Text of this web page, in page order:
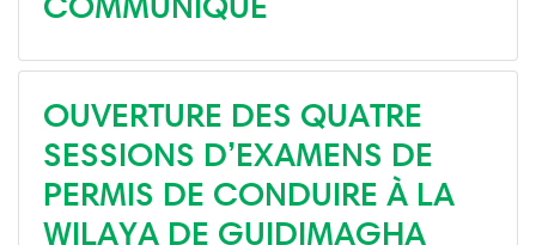
OUVERTURE DES QUATRE
SESSIONS D’EXAMENS DE
PERMIS DE CONDUIRE À LA
WILAYA DE GUIDIMAGHA